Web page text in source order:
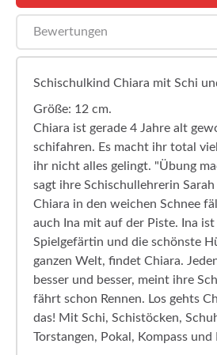
Bewertungen
Schischulkind Chiara mit Schi
Größe: 12 cm.
Chiara ist gerade 4 Jahre alt
schifahren. Es macht ihr total
ihr nicht alles gelingt. "Übung
sagt ihre Schischullehrerin
Chiara in den weichen Schnee
auch Ina mit auf der Piste. Ina
Spielgefärtin und die schönste
ganzen Welt, findet Chiara.
besser und besser, meint ihre
fährt schon Rennen. Los gehts
das! Mit Schi, Schistöcken,
Torstangen, Pokal, Kompass und